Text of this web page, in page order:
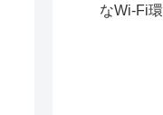
なWi-Fi